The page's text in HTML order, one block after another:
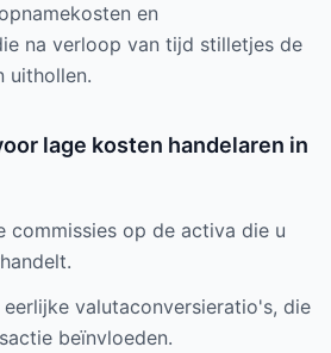
en
na verloop van tijd stilletjes de
uithollen.
lage kosten handelaren in
commissies op de activa die u
eerlijke valutaconversieratio's, die
beïnvloeden.